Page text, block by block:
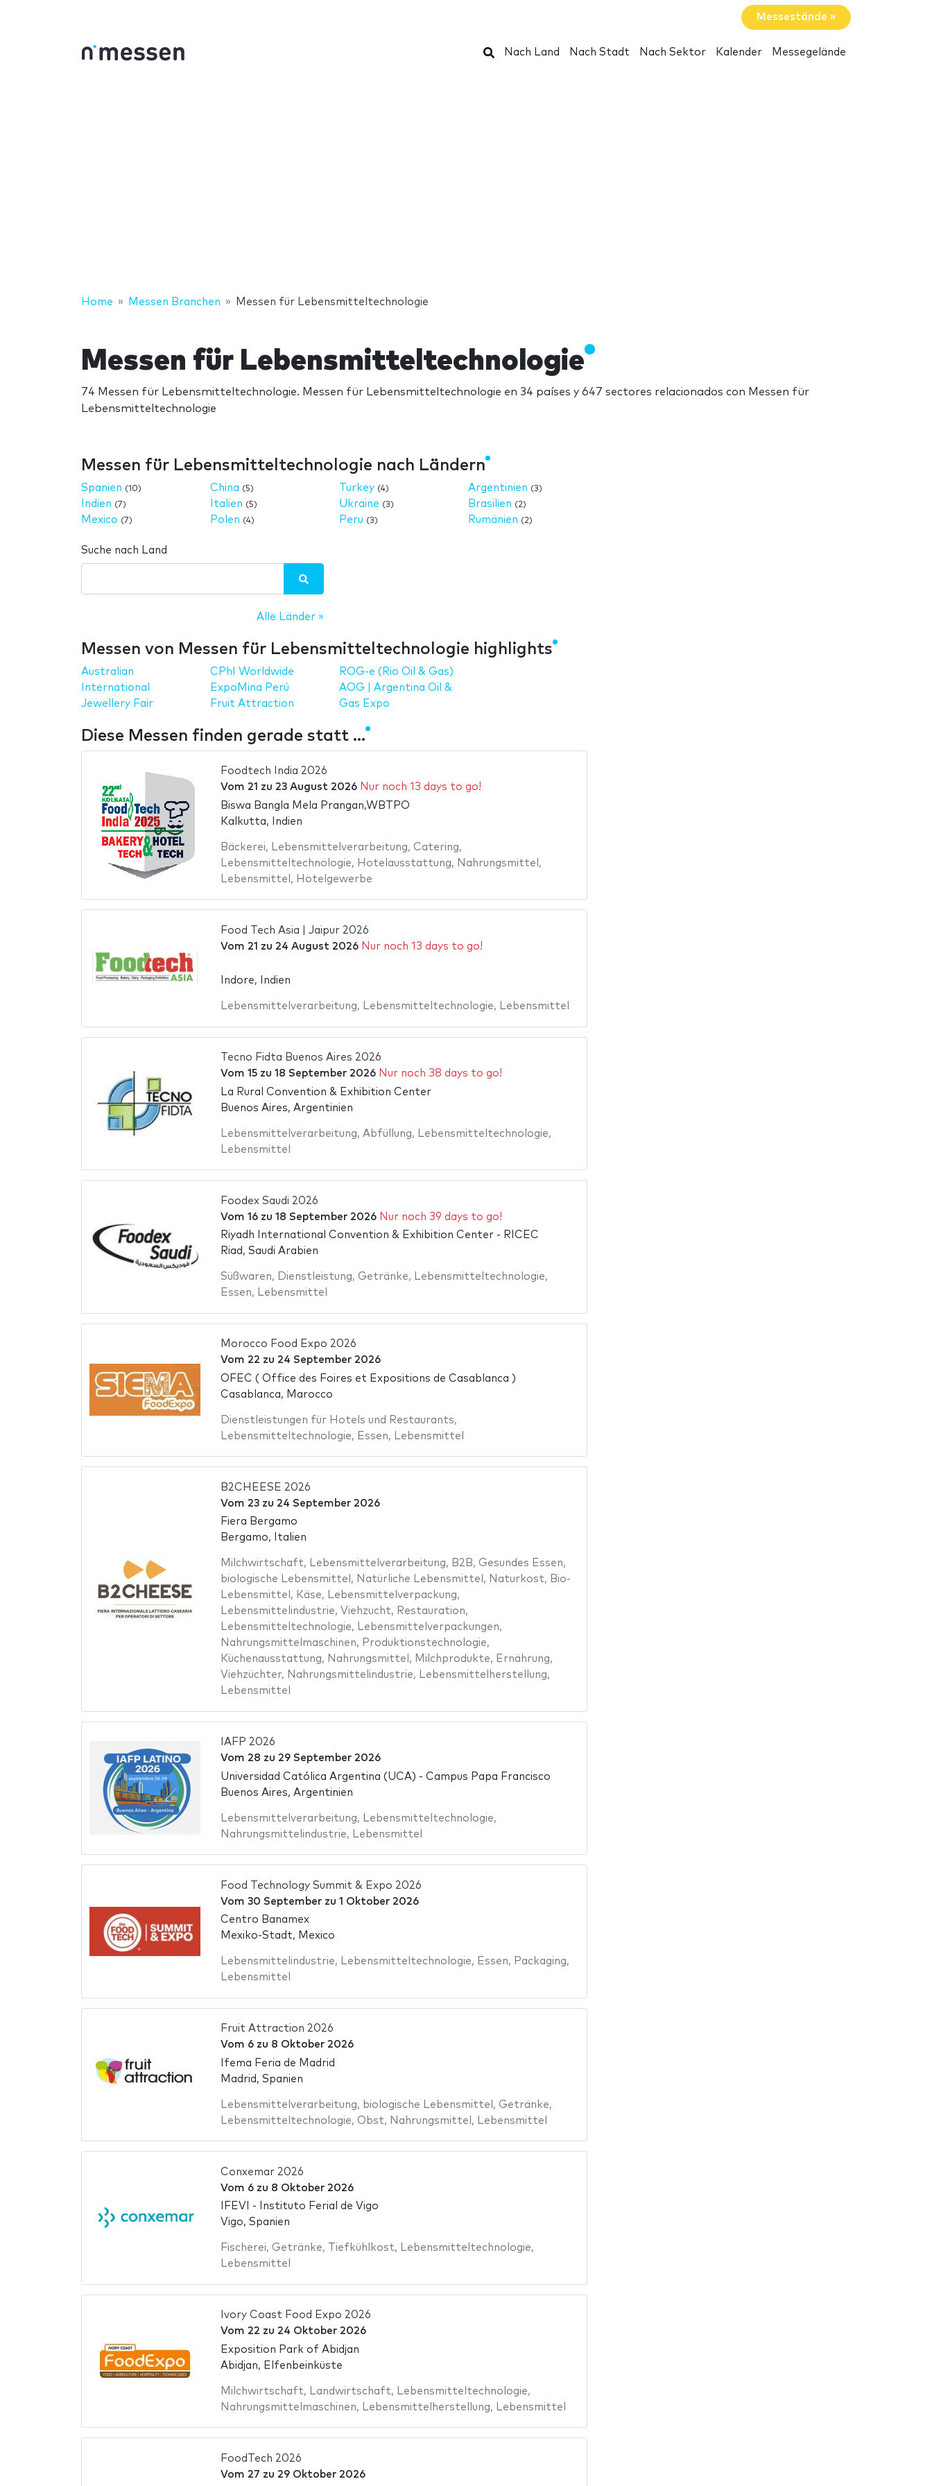
Messestände »
Suchen
Nach Land Nach Stadt Nach Sektor Kalender Messegelände
Home Messen Branchen Messen für Lebensmitteltechnologie
Messen für Lebensmitteltechnologie
74 Messen für Lebensmitteltechnologie. Messen für Lebensmitteltechnologie en 34 países y 647 sectores relacionados con Messen für
Lebensmitteltechnologie
Messen für Lebensmitteltechnologie nach Ländern
Spanien (10)
Indien (7)
Mexico (7)
China (5)
Italien (5)
Polen (4)
Turkey (4)
Ukraine (3)
Peru (3)
Argentinien (3)
Brasilien (2)
Rumänien (2)
Suche nach Land
Alle Länder »
Messen von Messen für Lebensmitteltechnologie highlights
Australian
International
Jewellery Fair
CPhI Worldwide
ExpoMina Perú
Fruit Attraction
ROG-e (Rio Oil & Gas)
AOG | Argentina Oil &
Gas Expo
Diese Messen finden gerade statt ...
Foodtech India 2026
Vom 21 zu 23 August 2026 Nur noch 13 days to go!
Biswa Bangla Mela Prangan,WBTPO
Kalkutta, Indien
Bäckerei, Lebensmittelverarbeitung, Catering,
Lebensmitteltechnologie, Hotelausstattung, Nahrungsmittel ,
Lebensmittel , Hotelgewerbe
Food Tech Asia | Jaipur 2026
Vom 21 zu 24 August 2026 Nur noch 13 days to go!
Indore, Indien
Lebensmittelverarbeitung, Lebensmitteltechnologie, Lebensmittel
Tecno Fidta Buenos Aires 2026
Vom 15zu 18 September 2026 Nur noch 38 days to go!
La Rural Convention & Exhibition Center
Buenos Aires, Argentinien
Lebensmittelverarbeitung, Abfüllung, Lebensmitteltechnologie,
Lebensmittel
Foodex Saudi 2026
Vom 16zu 18 September 2026 Nur noch 39 days to go!
Riyadh International Convention & Exhibition Center - RICEC
Riad, Saudi Arabien
Süßwaren, Dienstleistung, Getränke, Lebensmitteltechnologie,
Essen, Lebensmittel
Morocco Food Expo 2026
Vom 22 zu 24 September 2026
OFEC ( Office des Foires et Expositions de Casablanca )
Casablanca, Marocco
Dienstleistungen für Hotels und Restaurants,
Lebensmitteltechnologie, Essen, Lebensmittel
B2CHEESE 2026
Vom 23zu 24 September 2026
Fiera Bergamo
Bergamo, Italien
Milchwirtschaft, Lebensmittelverarbeitung, B2B, Gesundes Essen,
biologische Lebensmittel , Natürliche Lebensmittel , Naturkost, Bio-
Lebensmittel , Käse, Lebensmittelverpackung,
Lebensmittelindustrie, Viehzucht, Restauration,
Lebensmitteltechnologie, Lebensmittelverpackungen,
Nahrungsmittelmaschinen, Produktionstechnologie,
Küchenausstattung, Nahrungsmittel , Milchprodukte, Ernährung,
Viehzüchter, Nahrungsmittelindustrie, Lebensmittelherstellung,
Lebensmittel
IAFP 2026
Vom 28 zu 29 September 2026
Universidad Católica Argentina (UCA) - Campus Papa Francisco
Buenos Aires, Argentinien
Lebensmittelverarbeitung, Lebensmitteltechnologie,
Nahrungsmittelindustrie, Lebensmittel
Food Technology Summit & Expo 2026
Vom 30 Septemberzu 1 Oktober 2026
Centro Banamex
Mexiko-Stadt, Mexico
Lebensmittelindustrie, Lebensmitteltechnologie, Essen, Packaging,
Lebensmittel
Fruit Attraction 2026
Vom 6zu 8 Oktober 2026
Ifema Feria de Madrid
Madrid, Spanien
Lebensmittelverarbeitung, biologische Lebensmittel , Getränke,
Lebensmitteltechnologie, Obst, Nahrungsmittel , Lebensmittel
Conxemar 2026
Vom 6zu 8 Oktober 2026
IFEVI - Instituto Ferial de Vigo
Vigo, Spanien
Fischerei, Getränke, Tiefkühlkost, Lebensmitteltechnologie,
Lebensmittel
Ivory Coast Food Expo 2026
Vom 22 zu 24 Oktober 2026
Exposition Park of Abidjan
Abidjan, Elfenbeinküste
Milchwirtschaft, Landwirtschaft, Lebensmitteltechnologie,
Nahrungsmittelmaschinen, Lebensmittelherstellung, Lebensmittel
FoodTech 2026
Vom 27 zu 29 Oktober 2026